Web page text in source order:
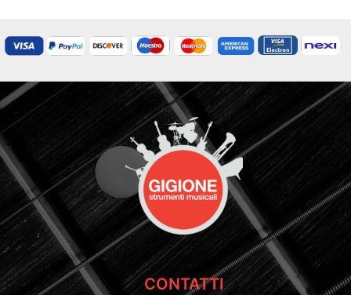
CONTATTI